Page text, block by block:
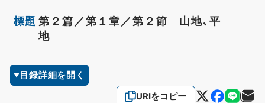
標題 第２篇／第１章／第２節 山地､平
地
目録詳細を開く
URIをコピー